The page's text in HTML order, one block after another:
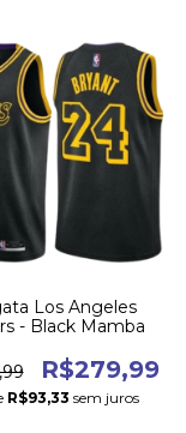
Los Angeles
- Black Mamba
R$279,99
R$93,33 sem juros